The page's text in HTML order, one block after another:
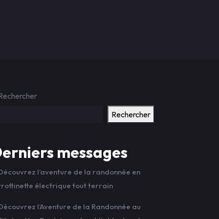
Rechercher
messages
l’aventure de la randonnée en
électrique tout terrain
l’Aventure de la Randonnée au